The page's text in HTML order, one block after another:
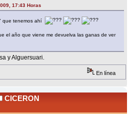
17:43 Horas
que tenemos ahí
el año que viene me devuelva las ganas de ver
y Alguersuari.
En línea
CICERON